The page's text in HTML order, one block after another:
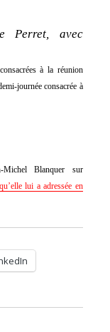
Perret, avec
à la réunion
journée consacrée à
Michel Blanquer sur
lui a adressée en